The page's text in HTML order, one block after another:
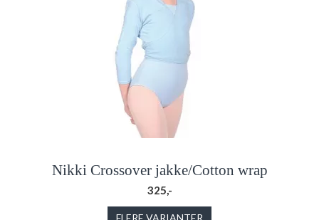
Nikki Crossover jakke/Cotton wrap
325,-
FLERE VARIANTER